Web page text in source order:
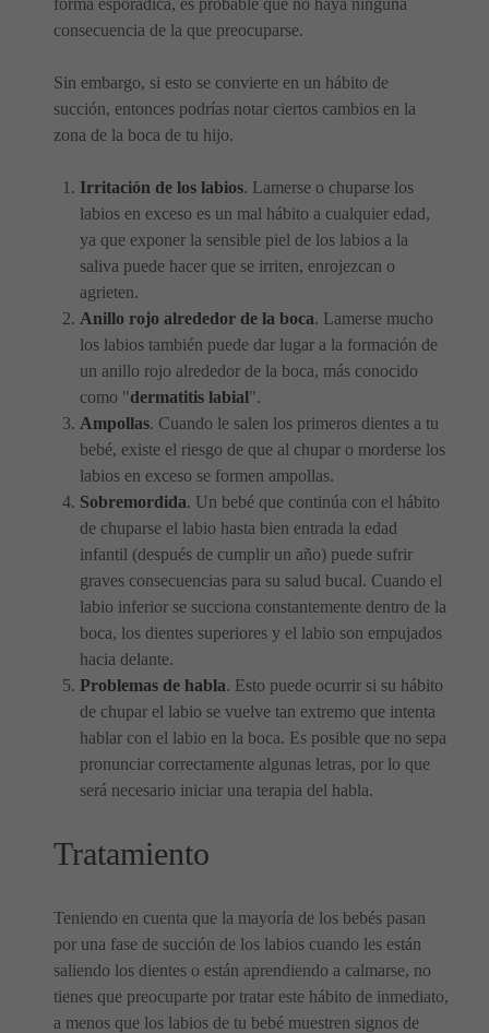
forma esporádica, es probable que no haya ninguna
consecuencia de la que preocuparse.
Sin embargo, si esto se convierte en un hábito de
succión, entonces podrías notar ciertos cambios en la
zona de la boca de tu hijo.
Irritación de los labios. Lamerse o chuparse los
labios en exceso es un mal hábito a cualquier edad,
ya que exponer la sensible piel de los labios a la
saliva puede hacer que se irriten, enrojezcan o
agrieten.
Anillo rojo alrededor de la boca. Lamerse mucho
los labios también puede dar lugar a la formación de
un anillo rojo alrededor de la boca, más conocido
como "dermatitis labial".
Ampollas. Cuando le salen los primeros dientes a tu
bebé, existe el riesgo de que al chupar o morderse los
labios en exceso se formen ampollas.
Sobremordida. Un bebé que continúa con el hábito
de chuparse el labio hasta bien entrada la edad
infantil (después de cumplir un año) puede sufrir
graves consecuencias para su salud bucal. Cuando el
labio inferior se succiona constantemente dentro de la
boca, los dientes superiores y el labio son empujados
hacia delante.
Problemas de habla. Esto puede ocurrir si su hábito
de chupar el labio se vuelve tan extremo que intenta
hablar con el labio en la boca. Es posible que no sepa
pronunciar correctamente algunas letras, por lo que
será necesario iniciar una terapia del habla.
Tratamiento
Teniendo en cuenta que la mayoría de los bebés pasan
por una fase de succión de los labios cuando les están
saliendo los dientes o están aprendiendo a calmarse, no
tienes que preocuparte por tratar este hábito de inmediato,
a menos que los labios de tu bebé muestren signos de